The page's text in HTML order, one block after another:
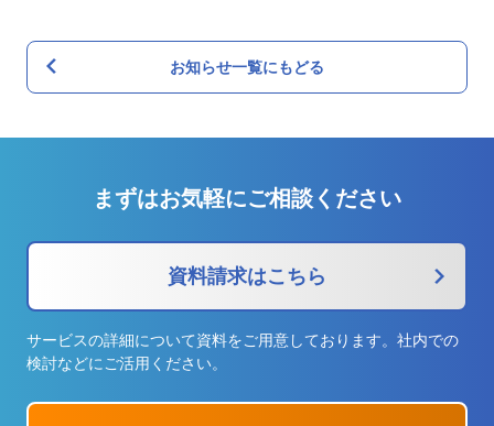
お知らせ一覧にもどる
まずはお気軽にご相談ください
資料請求はこちら
サービスの詳細について資料をご用意しております。社内での
検討などにご活用ください。